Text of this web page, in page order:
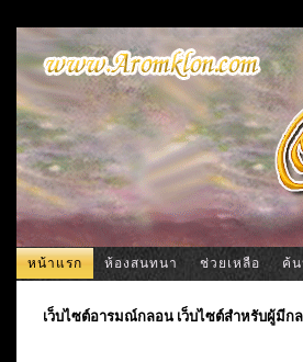
หน้าแรก ห้องสนทนา ช่วยเหลือ ค้
เว็บไซต์อารมณ์กลอน เว็บไซต์สำหรับผู้มีก